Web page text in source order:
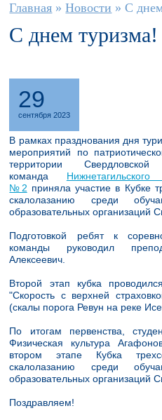
Вы здесь
Главная » Новости » С
С днем туризма!
29
сентября 2023
В рамках празднования дня
мероприятий по
территории
команда
№2 приняла участие в Кубке
скалолазанию среди
образовательных организаций
Подготовкой ребят к
команды руководил
Алексеевич.
Второй этап кубка
"Скорость с верхней
(скалы порога Ревун на реке
По итогам первенства,
Физическая культура
втором этапе Кубка
скалолазанию среди
образовательных организаций
Поздравляем!